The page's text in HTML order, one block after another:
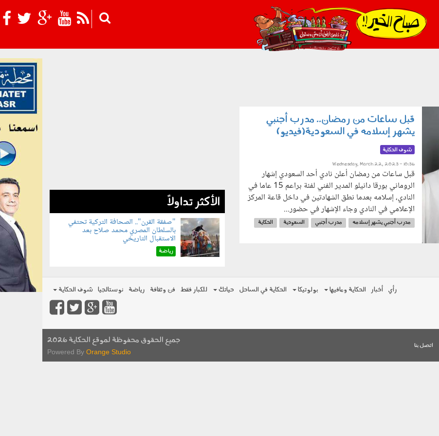
021_2.png
قبل ساعات من رمضان.. مدرب أجنبي
يشهر إسلامه في السعودية(فيديو)
شوف الحكاية
Wednesday, March 22, 2023 - 10:36
قبل ساعات من رمضان أعلن نادي أحد السعودي إشهار
الروماني بورقا دانيلو المدير الفني لفئة براعم 15 عاما في
النادي، إسلامه بعدما نطق الشهادتين في داخل قاعة المركز
الإعلامي في النادي وجاء الإشهار في حضور...
مدرب أجنبي يشهر إسلامه مدرب أجنبي السعودية
الحكاية
الأكثر تداولاً
070801.jpg
"صفقة القرن".. الصحافة التركية تحتفي
بالسلطان المصري محمد صلاح بعد
الاستقبال التاريخي
رياضة
رأي أخبار الحكاية ومافيها بولوتيكا الحكاية في الساحل حياتك للكبار فقط فن وثقافة رياضة نوستالجيا شوف الحكاية
اتصل بنا جميع الحقوق محفوظة لموقع الحكاية 2026
Powered By Orange Studio